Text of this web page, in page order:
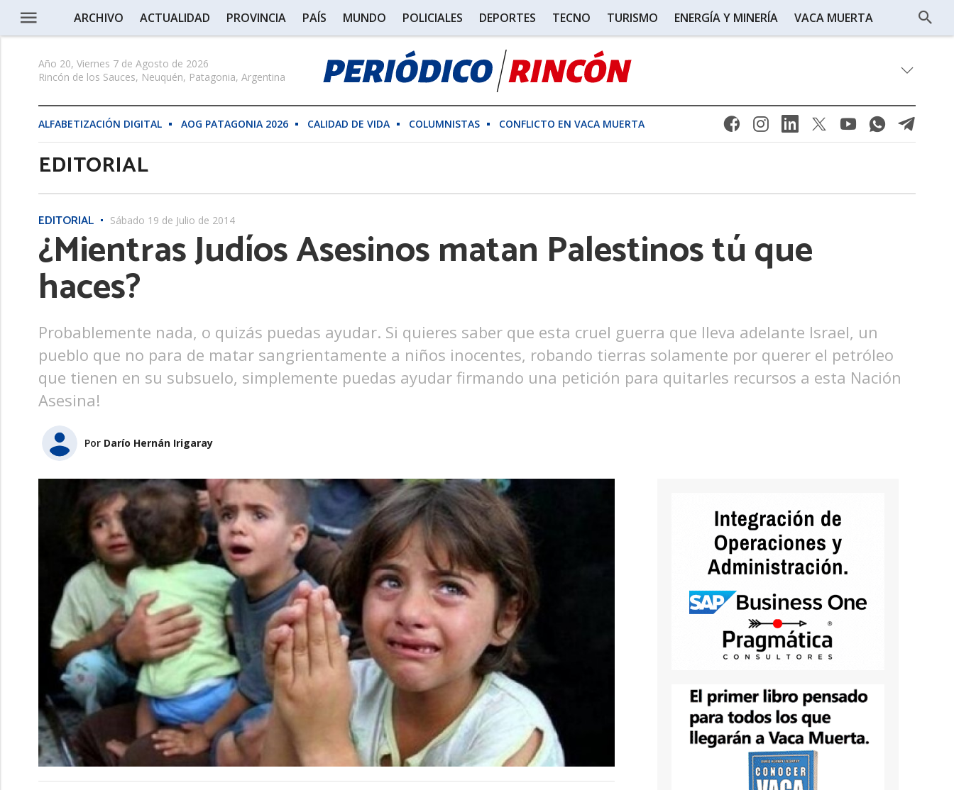
ARCHIVO ACTUALIDAD PROVINCIA PAÍS MUNDO POLICIALES DEPORTES TECNO TURISMO ENERGÍA Y MINERÍA VACA MUERTA
Año 20, Viernes 7 de Agosto de 2026
Rincón de los Sauces, Neuquén, Patagonia, Argentina
ALFABETIZACIÓN DIGITAL AOG PATAGONIA 2026 CALIDAD DE VIDA COLUMNISTAS CONFLICTO EN VACA MUERTA
EDITORIAL
EDITORIAL Sábado 19 de Julio de 2014
¿Mientras Judíos Asesinos matan Palestinos tú que
haces?
Probablemente nada, o quizás puedas ayudar. Si quieres saber que esta cruel guerra que lleva adelante Israel, un
pueblo que no para de matar sangrientamente a niños inocentes, robando tierras solamente por querer el petróleo
que tienen en su subsuelo, simplemente puedas ayudar firmando una petición para quitarles recursos a esta Nación
Asesina!
Por Darío Hernán Irigaray